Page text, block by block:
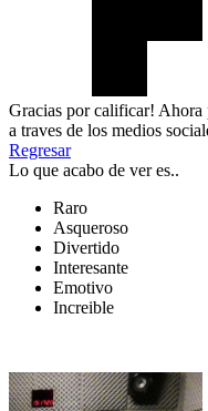
Gracias por calificar! Ahora
a traves de los medios
Regresar
Lo que acabo de ver es..
Raro
Asqueroso
Divertido
Interesante
Emotivo
Increible